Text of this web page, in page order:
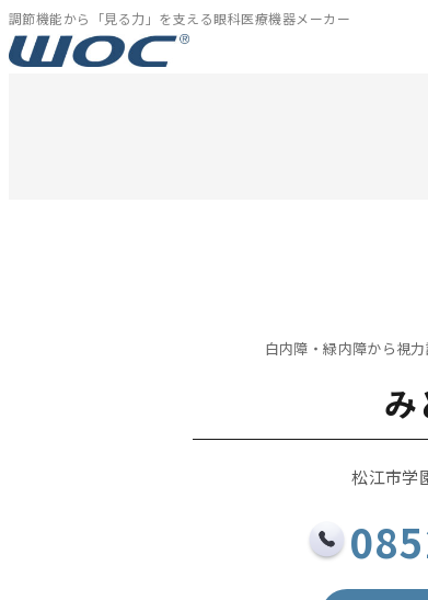
内
容
を
調節機能から「見る力」を支える眼科医療機器メーカー
白内障・緑内障から視
み
松江市学